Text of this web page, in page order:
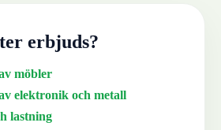
erbjuds?
möbler
elektronik och metall
lastning